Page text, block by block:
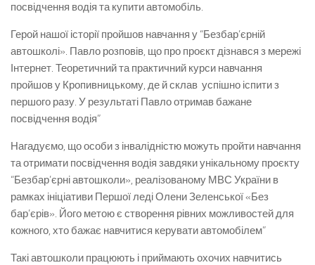
посвідчення водія та купити автомобіль.
Герой нашої історії пройшов навчання у “Безбар’єрній
автошколі». Павло розповів, що про проєкт дізнався з мережі
Інтернет. Теоретичний та практичний курси навчання
пройшов у Кропивницькому, де й склав успішно іспити з
першого разу. У результаті Павло отримав бажане
посвідчення водія”
Нагадуємо, що особи з інвалідністю можуть пройти навчання
та отримати посвідчення водія завдяки унікальному проєкту
“Безбар’єрні автошколи», реалізованому МВС України в
рамках ініціативи Першої леді Олени Зеленської «Без
бар’єрів». Його метою є створення рівних можливостей для
кожного, хто бажає навчитися керувати автомобілем”
Такі автошколи працюють і приймають охочих навчитись